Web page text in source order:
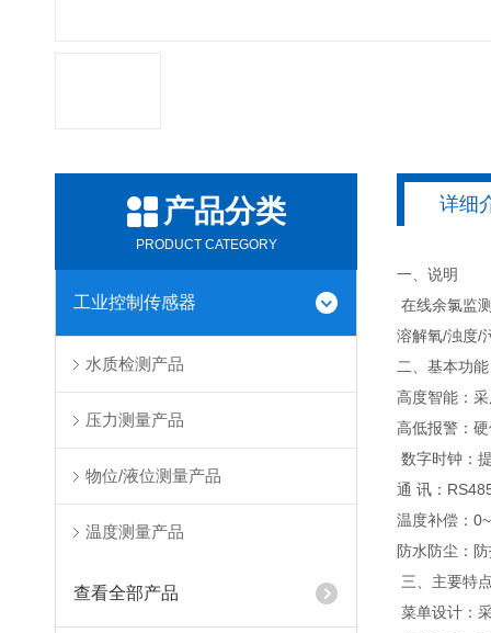
产品分类
PRODUCT CATEGORY
工业控制传感器
水质检测产品
压力测量产品
物位/液位测量产品
温度测量产品
查看全部产品
详细
一、说明
在线余氯监
溶解氧/浊度/
二、基本功
高度智能：
高低报警：
数字时钟：
通 讯：
温度补偿：
防水防尘：
三、主要特
菜单设计：